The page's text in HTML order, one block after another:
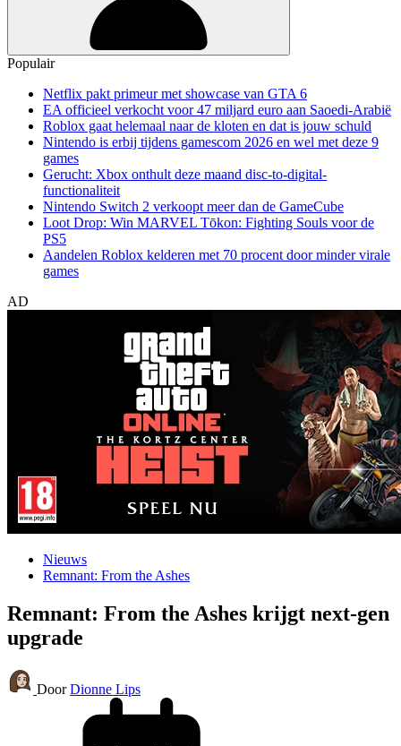
Populair
Netflix pakt primeur met showcase van GTA 6
EA officieel verkocht voor 47 miljard euro aan Saoedi-Arabië
Roblox gaat helemaal naar de kloten en dat is jouw schuld
Nintendo is erbij tijdens gamescom 2026 en wel met deze 9
games
Gerucht: Xbox onthult deze maand disc-to-digital-
functionaliteit
Nintendo Switch 2 verkoopt meer dan de GameCube
Loot Drop: Win MARVEL Tōkon: Fighting Souls voor de
PS5
Aandelen Roblox kelderen met 70 procent door minder virale
games
AD
Nieuws
Remnant: From the Ashes
Remnant: From the Ashes krijgt next-gen
upgrade
Door Dionne Lips